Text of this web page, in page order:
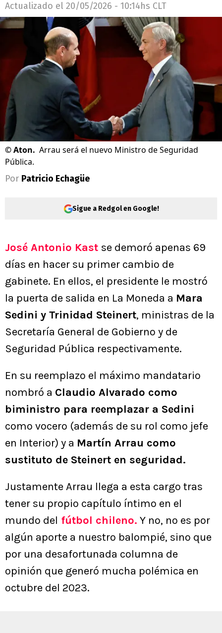
Actualizado el 20/05/2026 - 10:14hs CLT
©Aton. Arrau será el nuevo Ministro de Seguridad
Pública.
Por Patricio Echagüe
Sigue a Redgol en Google!
José Antonio Kast se demoró apenas 69
días en hacer su primer cambio de
gabinete. En ellos, el presidente le mostró
la puerta de salida en La Moneda a Mara
Sedini y Trinidad Steinert, ministras de la
Secretaría General de Gobierno y de
Seguridad Pública respectivamente.
En su reemplazo el máximo mandatario
nombró a Claudio Alvarado como
biministro para reemplazar a Sedini
como vocero (además de su rol como jefe
en Interior) y a Martín Arrau como
sustituto de Steinert en seguridad.
Justamente Arrau llega a esta cargo tras
tener su propio capítulo íntimo en el
mundo del fútbol chileno. Y no, no es por
algún aporte a nuestro balompié, sino que
por una desafortunada columna de
opinión que generó mucha polémica en
octubre del 2023.